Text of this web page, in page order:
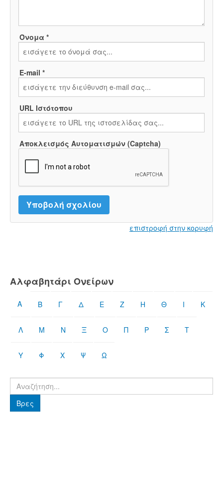
Όνομα *
E-mail *
URL Ιστότοπου
Αποκλεισμός Αυτοματισμών (Captcha)
επιστροφή στην κορυφή
Αλφαβητάρι Ονείρων
Α Β Γ Δ Ε Ζ Η Θ Ι Κ
Λ Μ Ν Ξ Ο Π Ρ Σ Τ
Υ Φ Χ Ψ Ω
Βρες
Βρες